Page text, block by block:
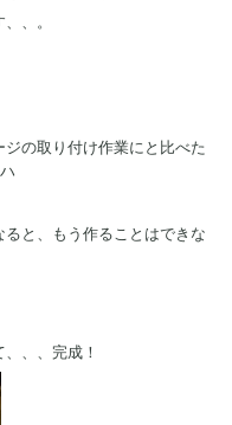
、。
の取り付け作業にと比べた
と、もう作ることはできな
、、完成！